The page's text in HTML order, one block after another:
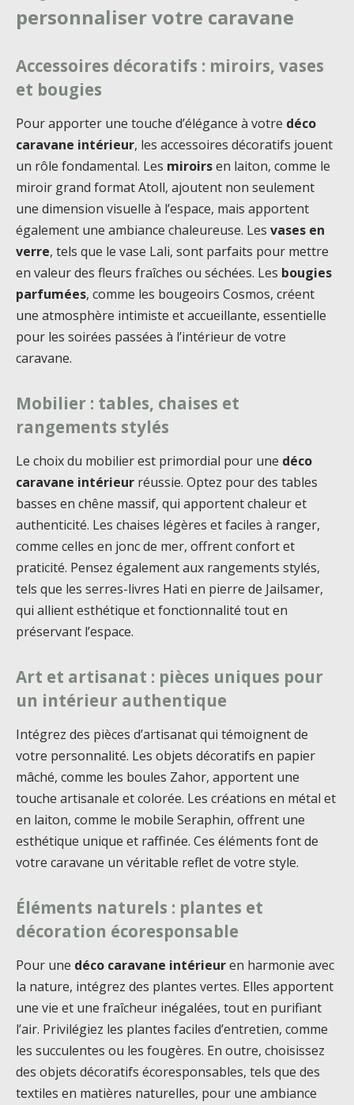
personnaliser votre caravane
Accessoires décoratifs : miroirs, vases
et bougies
Pour apporter une touche d’élégance à votre déco
caravane intérieur, les accessoires décoratifs jouent
un rôle fondamental. Les miroirsen laiton, comme le
miroir grand format Atoll, ajoutent non seulement
une dimension visuelle à l’espace, mais apportent
également une ambiance chaleureuse. Les vases en
verre, tels que le vase Lali, sont parfaits pour mettre
en valeur des fleurs fraîches ou séchées. Les bougies
parfumées, comme les bougeoirs Cosmos, créent
une atmosphère intimiste et accueillante, essentielle
pour les soirées passées à l’intérieur de votre
caravane.
Mobilier : tables, chaises et
rangements stylés
Le choix du mobilier est primordial pour une déco
caravane intérieur réussie. Optez pour des tables
basses en chêne massif, qui apportent chaleur et
authenticité. Les chaises légères et faciles à ranger,
comme celles en jonc de mer, offrent confort et
praticité. Pensez également aux rangements stylés,
tels que les serres-livres Hati en pierre de Jailsamer,
qui allient esthétique et fonctionnalité tout en
préservant l’espace.
Art et artisanat : pièces uniques pour
un intérieur authentique
Intégrez des pièces d’artisanat qui témoignent de
votre personnalité. Les objets décoratifs en papier
mâché, comme les boules Zahor, apportent une
touche artisanale et colorée. Les créations en métal et
en laiton, comme le mobile Seraphin, offrent une
esthétique unique et raffinée. Ces éléments font de
votre caravane un véritable reflet de votre style.
Éléments naturels : plantes et
décoration écoresponsable
Pour une déco caravane intérieuren harmonie avec
la nature, intégrez des plantes vertes. Elles apportent
une vie et une fraîcheur inégalées, tout en purifiant
l’air. Privilégiez les plantes faciles d’entretien, comme
les succulentes ou les fougères. En outre, choisissez
des objets décoratifs écoresponsables, tels que des
textiles en matières naturelles, pour une ambiance